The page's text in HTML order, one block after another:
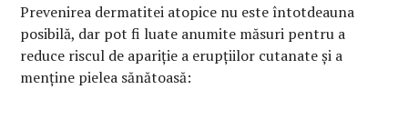
Prevenirea dermatitei atopice nu este întotdeauna
posibilă, dar pot fi luate anumite măsuri pentru a
reduce riscul de apariție a erupțiilor cutanate și a
menține pielea sănătoasă: